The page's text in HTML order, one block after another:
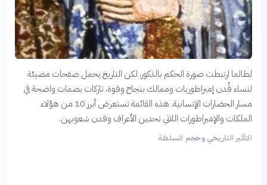
لطالما ارتبطت صورة الحكم بالذكور، لكن التاريخ يحمل صفحات مضيئة
لنساء قُدن إمبراطوريات وممالك بنجاح وقوة، تاركات بصمات واضحة في
مسار الحضارات الإنسانية. هذه القائمة تستعرض أبرز 10 من هؤلاء
الملكات والإمبراطورات اللاتي تحدين الأعراف وقدن شعوبهن.
التأثير التاريخي وحجم السلطة